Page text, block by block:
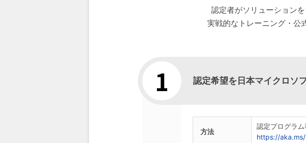
認定者がソリューション
実戦的なトレーニング・公
認定希望を日本マイクロソ
方法
認定プログラム
https://